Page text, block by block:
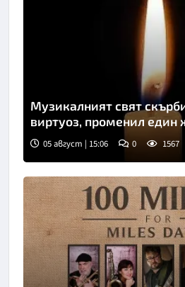
Музикалният свят
виртуоз, променил един
05 август | 15:06 0 1567